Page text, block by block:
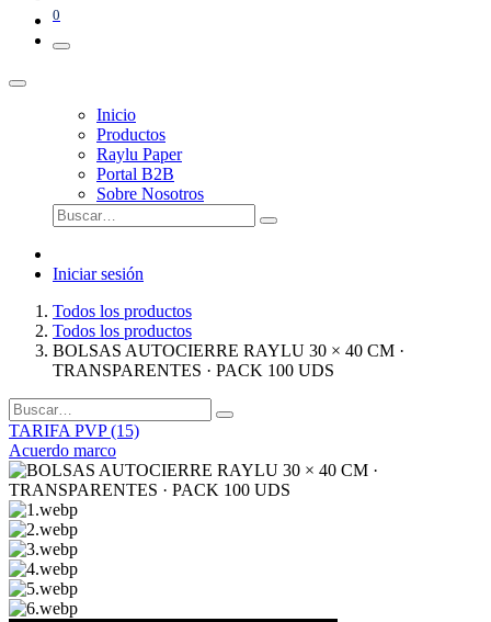
0
Inicio
Productos
Raylu Paper
Portal B2B
Sobre Nosotros
Iniciar sesión
Todos los productos
Todos los productos
BOLSAS AUTOCIERRE RAYLU 30 × 40 CM ·
TRANSPARENTES · PACK 100 UDS
TARIFA PVP (15)
Acuerdo marco